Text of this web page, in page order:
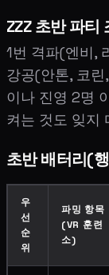
ZZZ 초반 파티
1번 격파(엔비,
강공(안톤, 코
이나 진영 2명
켜는 것도 잊지
초반 배터리(
우
선
순
위
파밍 항목
(VR 훈련
소)